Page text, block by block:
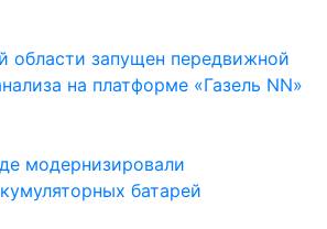
области запущен передвижной
на платформе «Газель NN»
модернизировали
батарей